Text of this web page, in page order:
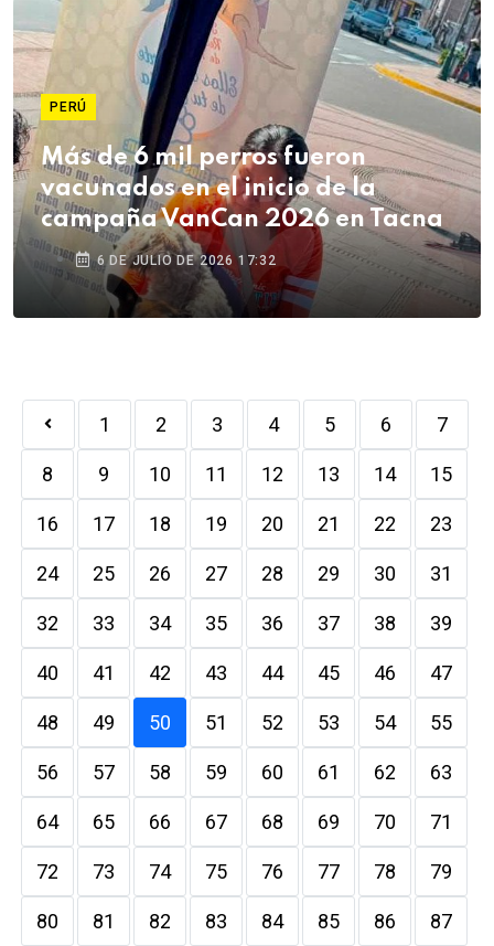
PERÚ
Más de 6 mil perros fueron
vacunados en el inicio de la
campaña VanCan 2026 en Tacna
6 DE JULIO DE 2026 17:32
1 2 3 4 5 6 7
8 9 10 11 12 13 14 15
16 17 18 19 20 21 22 23
24 25 26 27 28 29 30 31
32 33 34 35 36 37 38 39
40 41 42 43 44 45 46 47
48 49 50 51 52 53 54 55
56 57 58 59 60 61 62 63
64 65 66 67 68 69 70 71
72 73 74 75 76 77 78 79
80 81 82 83 84 85 86 87